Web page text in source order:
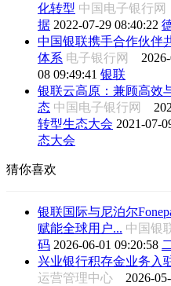
化转型 中国电子银行
据 2022-07-29 08:40:22
中国银联携手合作伙伴
体系 电子银行网
08 09:49:41 银联
银联云高原：兼顾高效
态 中国电子银行网
转型生态大会 2021-07-
态大会
猜你喜欢
银联国际与尼泊尔
赋能全球用户... 中国银
码 2026-06-01 09:20:58
兴业银行积存金业务入
运营管理中心 2026-